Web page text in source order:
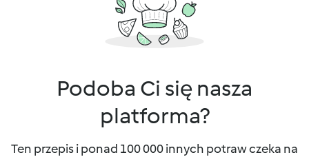
Podoba Ci się nasza
platforma?
Ten przepis i ponad 100 000 innych potraw czeka na